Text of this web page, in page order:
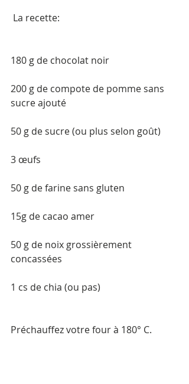
La recette:
180 g de chocolat noir
200 g de compote de pomme sans
sucre ajouté
50 g de sucre (ou plus selon goût)
3 œufs
50 g de farine sans gluten
15g de cacao amer
50 g de noix grossièrement
concassées
1 cs de chia (ou pas)
Préchauffez votre four à 180° C.